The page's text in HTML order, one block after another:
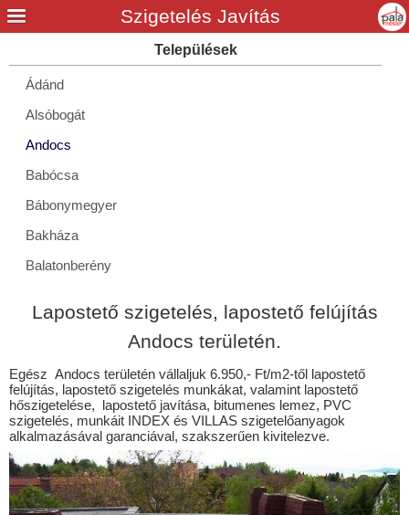
Ádánd
Alsóbogát
Andocs
Babócsa
Bábonymegyer
Bakháza
Balatonberény
Balatonendréd
Balatonföldvár
Balatonkeresztúr
Balatonlelle
Balatonmáriafürdő
Balatonőszöd
Lapostető szigetelés, lapostető felújítás
Andocs területén.
Egész Andocs területén vállaljuk 6.950,- Ft/m2-től lapostető
felújítás, lapostető szigetelés munkákat, valamint lapostető
hőszigetelése, lapostető javítása, bitumenes lemez, PVC
szigetelés, munkáit INDEX és VILLAS szigetelőanyagok
alkalmazásával garanciával, szakszerűen kivitelezve.